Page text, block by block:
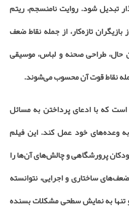
تبدیل شود. روایت نامنسجم، ریتم
تازه‌کار، از جمله نقاط ضعف
حال، طراحی صحنه و لباس، موسیقی
نقاط قوت آن محسوب می‌شوند.
که با ادعای پرداختن به مسائل
به وعده‌های خود عمل کند. این فیلم
پرورشگاهی و چالش‌های آن‌ها را
ساختاری و اجرایی، نتوانسته
تنها به نمایش سطحی مشکلات بسنده